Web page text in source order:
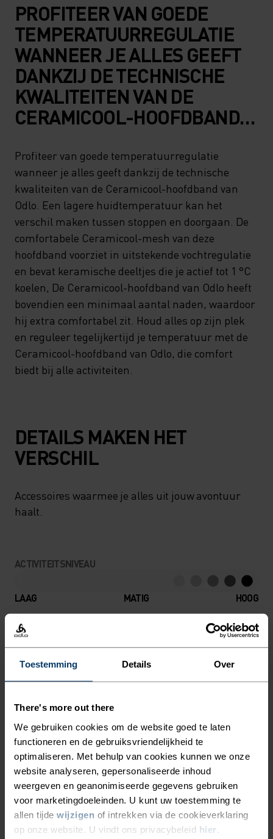
Toestemming Details Over
There's more out there
We gebruiken cookies om de website goed te laten
functioneren en de gebruiksvriendelijkheid te
optimaliseren. Met behulp van cookies kunnen we onze
website analyseren, gepersonaliseerde inhoud
weergeven en geanonimiseerde gegevens gebruiken
voor marketingdoeleinden. U kunt uw toestemming te
allen tijde wijzigen of intrekken via de cookieverklaring
op onze website. U vindt ons privacybeleid hier
PROFITEER VAN GOEDE
TEMPERATUURREGULATIE
WANNEER JE ALLES GEEFT
DANKZIJ DE TECHNISCHE
KWALITEITEN VAN DE
CERAMICOOL-HOOFDBAND
HUIDTEMPERATUUR KAN HET
VERSCHIL MAKEN TUSSEN
STOPPEN EN DOORGAAN. DE
COMFORTABELE
CERAMICOOL-MESH VAN
DEZE HOOFDBAND VOORZIET
IN UITSTEKENDE
VOCHTREGULATIE EN BEVAT
KERAMISCHE DEELTJES DIE
JE ACTIEF TOT 1 °C KOELEN,
DE CERAMICOOL-
MINIMAAL AANTAL NADEN,
WAARDOOR HIJ EXTRA
COMFORTABEL ZIT. HOUD
ALLES OP ZIJN PLEK EN
REGULEER TEGELIJKERTIJD
VAN ODLO, DIE COMFORT
BIEDT BIJ ALLE
ACTIVITEITEN.
Profiteer van goede temperatuurregulatie
wanneer je alles geeft dankzij de technische
kwaliteiten van de Ceramicool-hoofdband van
Odlo. Een lagere huidtemperatuur kan het
verschil maken tussen stoppen en doorgaan. De
comfortabele Ceramicool-mesh van deze
hoofdband voorziet in uitstekende vochtregulatie
en bevat keramische deeltjes die je actief tot 1 °C
koelen, De Ceramicool-hoofdband van Odlo heeft
bovendien een minimaal aantal naden, waardoor
hij extra comfortabel zit. Houd alles op zijn plek
en reguleer tegelijkertijd je temperatuur met de
Ceramicool-hoofdband van Odlo, die comfort
biedt bij alle activiteiten.
DETAILS MAKEN HET
VERSCHIL
Accessoires waarmee je alles uit jouw avontuur
haalt.
ACTIVITEITSNIVEAU
LAAG MATIG HOOG
SOORT ACTIVITEIT
WAT DAN OOK HOGE INTENSITEIT
Mountainbiken - Gravel - Fietsen
MATERIAAL
POLYAMIDE EN ELASTAAN
Dit materiaal combineert de eigenschappen van
polyamide (elastisch, zacht en sterk) met de rekbaarheid
van elastaan. Nauwsluitende producten van dit materiaal,
zoals onze hardloop- of sporttights, zijn ongelooflijk
comfortabel.